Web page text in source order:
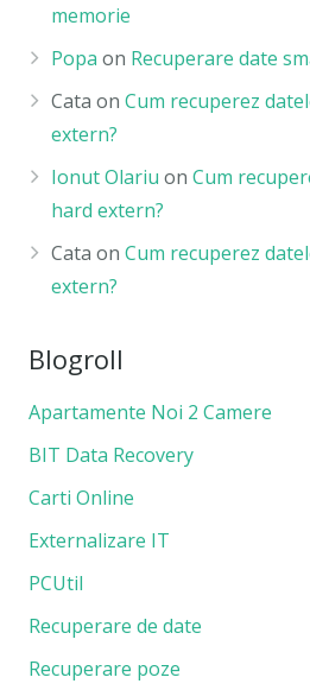
memorie
Popa on Recuperare date
Cata onCum recuperez
extern?
Ionut Olariu onCum
hard extern?
Cata onCum recuperez
extern?
Blogroll
Apartamente Noi 2 Camere
BIT Data Recovery
Carti Online
Externalizare IT
PCUtil
Recuperare de date
Recuperare poze